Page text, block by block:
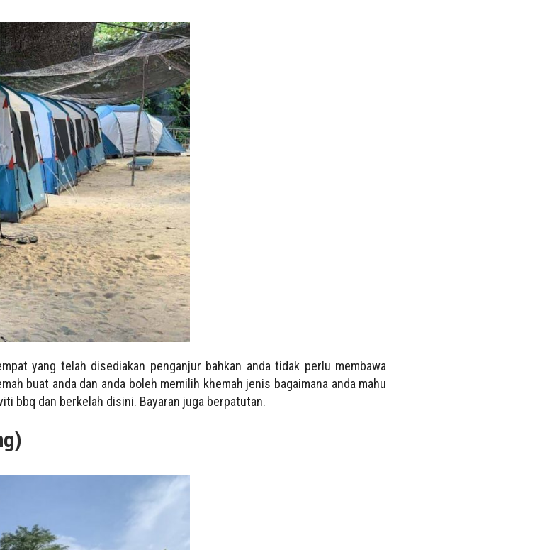
yang telah disediakan penganjur bahkan anda tidak perlu membawa
buat anda dan anda boleh memilih khemah jenis bagaimana anda mahu
bbq dan berkelah disini. Bayaran juga berpatutan.